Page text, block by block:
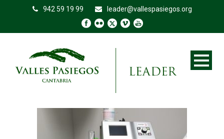
942 59 19 99 leader@vallespasiegos.org